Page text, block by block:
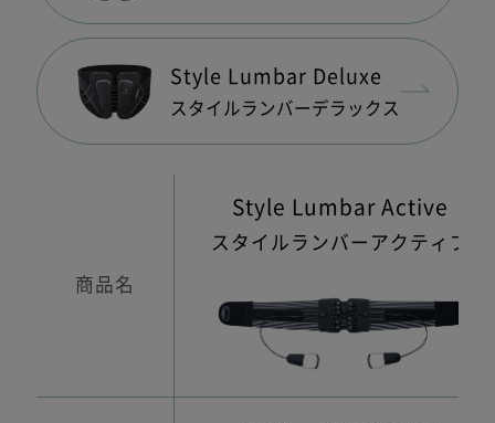
Style Lumbar Deluxe
スタイルランバーデラックス
商品名
Style Lumbar Active
スタイルランバーアクティブ